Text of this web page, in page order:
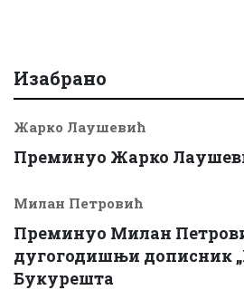
Изабрано
Жарко Лаушевић
Преминуо Жарко
Милан Петровић
Преминуо Милан
дугогодишњи дописник
Букурешта